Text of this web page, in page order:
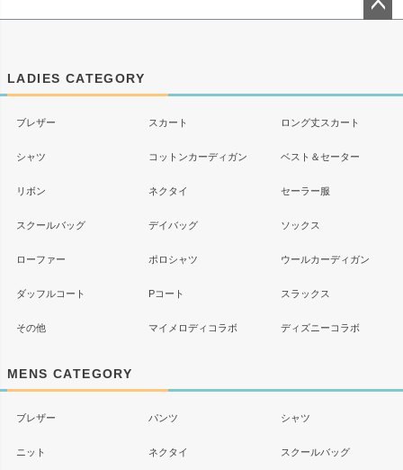
LADIES CATEGORY
ブレザー スカート ロング丈スカート
シャツ コットンカーディガン ベスト＆セーター
リボン ネクタイ セーラー服
スクールバッグ デイバッグ ソックス
ローファー ポロシャツ ウールカーディガン
ダッフルコート Pコート スラックス
その他 マイメロディコラボ ディズニーコラボ
MENS CATEGORY
ブレザー パンツ シャツ
ニット ネクタイ スクールバッグ